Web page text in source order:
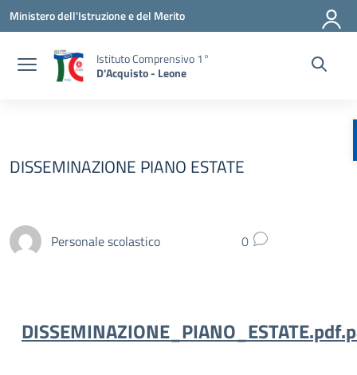
Vai ai contenuti
Vai al menu di navigazione
Vai al footer
Ministero dell'Istruzione e del Merito
Istituto Comprensivo 1°
D'Acquisto - Leone
DISSEMINAZIONE PIANO ESTATE
Personale scolastico 0